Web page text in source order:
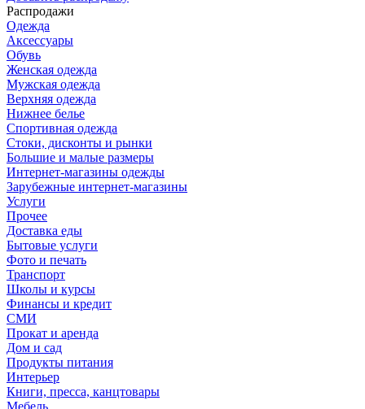
Распродажи
Одежда
Аксессуары
Обувь
Женская одежда
Мужская одежда
Верхняя одежда
Нижнее белье
Спортивная одежда
Стоки, дисконты и рынки
Большие и малые размеры
Интернет-магазины одежды
Зарубежные интернет-магазины
Услуги
Прочее
Доставка еды
Бытовые услуги
Фото и печать
Транспорт
Школы и курсы
Финансы и кредит
СМИ
Прокат и аренда
Дом и сад
Продукты питания
Интерьер
Книги, пресса, канцтовары
Мебель